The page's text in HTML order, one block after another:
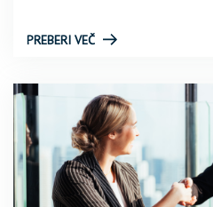
PREBERI VEČ